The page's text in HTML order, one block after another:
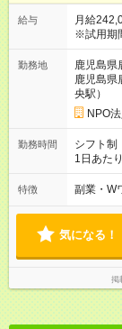
給与
月給
※試用期
かの条件に変更は
期間の長
勤務地
鹿児島県
鹿児島県
央駅）
NPO
勤務時間
シフト制
1日あた
間で実働6
例＞
がありま
特徴 副業・W
気になる！
掲